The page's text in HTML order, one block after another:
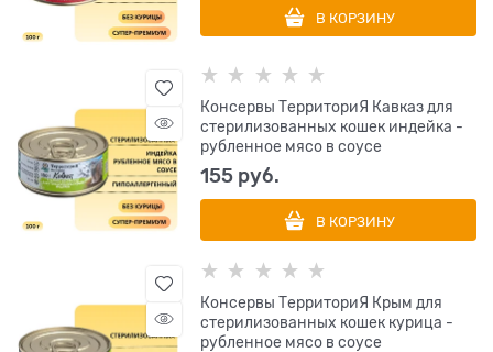
В КОРЗИНУ
Консервы ТерриториЯ Кавказ для
стерилизованных кошек индейка -
рубленное мясо в соусе
155 руб.
В КОРЗИНУ
Консервы ТерриториЯ Крым для
стерилизованных кошек курица -
рубленное мясо в соусе